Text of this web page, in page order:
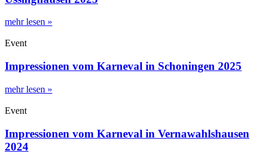
mehr lesen »
Event
Impressionen vom Karneval in Schoningen 2025
mehr lesen »
Event
Impressionen vom Karneval in Vernawahlshausen
2024